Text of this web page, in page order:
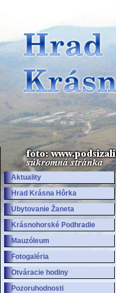
Aktuality
Hrad Krásna Hôrka
Ubytovanie Žaneta
Krásnohorské Podhradie
Mauzóleum
Fotogaléria
Otváracie hodiny
Pozoruhodnosti